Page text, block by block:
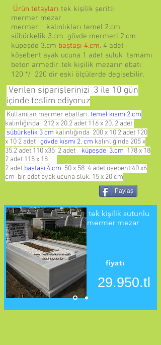
Ürün tetayları tek kişilik şeritli
mermer mezar
mermer kalınlıkları temel 2.cm
sübürkelik 3.cm gövde mermeri 2.cm
küpeşde 3.cm baştaşı 4.cm. 4 adet
köşebent ayak ucuna 1 adet suluk tamamı
beton armedir. tek kişilik mezarın ebatı
120 */ 220 dir eski ölçülerde degişebilir.
Verilen siparişlerinizi 3 ile 10 gün
içinde teslim ediyoruz
Kullanılan mermer ebatları. temel kısmı 2.cm
kalınlığında 212 x 20.2 adet 116 x 20. 2 adet
sübürkelik 3 cm kalınlığında 200 x 10 2 adet 120
x 10 2 adet gövde kısmı 2. cm kalınlığında 205 x
35.2 adet 110 x35 2 adet küpeşde 3.cm 178 x 18
2 adet 115 x 18
2 adet baştaşı 4 cm 50 x 58 4 adet öşebent 40 x6
cm bir adet ayak ucuna sluk. 15 x 20 cm
Paylaş
tek kişilik sutunlu
mermer mezar
fiyatı
29.950.tl